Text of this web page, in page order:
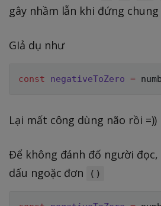
gây nhầm lẫn khi đứng
GIả dụ như
const negativeToZero =
Lại mất công dùng não rồi =))
Để không đánh đố người
dấu ngoặc đơn
()